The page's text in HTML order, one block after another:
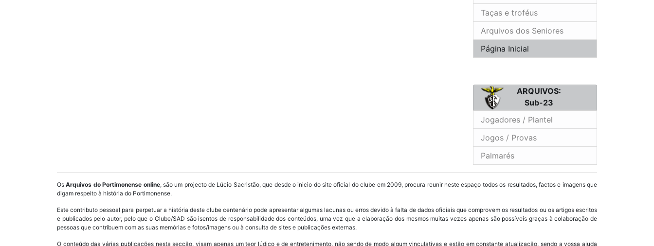
Taças e troféus
Arquivos dos Seniores
Página Inicial
ARQUIVOS:
Sub-23
Jogadores / Plantel
Jogos / Provas
Palmarés
OsArquivos do Portimonense online, são um projecto de Lúcio Sacristão, que desde o inicio do site oficial do clube em 2009, procura reunir neste espaço todos os resultados, factos e imagens que
digam respeito à história do Portimonense.
Este contributo pessoal para perpetuar a história deste clube centenário pode apresentar algumas lacunas ou erros devido à falta de dados oficiais que comprovem os resultados ou os artigos escritos
e publicados pelo autor, pelo que o Clube/SAD são isentos de responsabilidade dos conteúdos, uma vez que a elaboração dos mesmos muitas vezes apenas são possíveis graças à colaboração de
pessoas que contribuem com as suas memórias e fotos/imagens ou à consulta de sites e publicações externas.
O conteúdo das várias publicações nesta secção, visam apenas um teor lúdico e de entretenimento, não sendo de modo algum vinculativas e estão em constante atualização, sendo a vossa ajuda